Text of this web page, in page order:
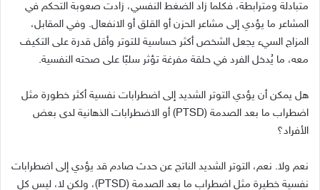
متبادلة ومترابطة، فكلما زاد الضغط النفسي، زادت صعوبة التحكم في
المشاعر ما يؤدي إلى مشاعر الحزن أو القلق أو الانفعال. وفي المقابل،
المزاج السيء يجعل الشخص أكثر حساسية للتوتر وأقل قدرة على التكيف
معه، ما يُدخل الفرد في حلقة مفرغة تؤثر سلبًا على صحته النفسية.
هل يمكن أن يؤدي التوتر الشديد إلى اضطرابات نفسية أكثر خطورة مثل
اضطراب ما بعد الصدمة (PTSD)
أو الاضطرابات الذهانية لدى بعض
الأفراد؟
نعم ولا. نعم، التوتر الشديد الناتج عن حدث صادم قد يؤدي إلى اضطرابات
نفسية خطيرة مثل اضطراب ما بعد الصدمة (PTSD)
، ولكن لا، ليس كل